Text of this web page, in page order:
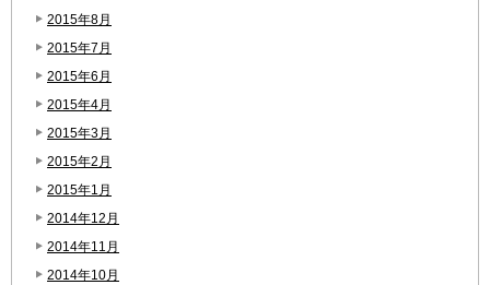
2015年8月
2015年7月
2015年6月
2015年4月
2015年3月
2015年2月
2015年1月
2014年12月
2014年11月
2014年10月